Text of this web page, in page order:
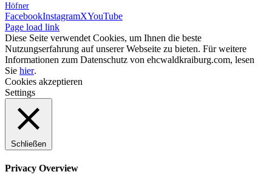
Höfner
FacebookInstagramXYouTube
Page load link
Diese Seite verwendet Cookies, um Ihnen die beste
Nutzungserfahrung auf unserer Webseite zu bieten. Für weitere
Informationen zum Datenschutz von ehcwaldkraiburg.com, lesen
Sie hier.
Cookies akzeptieren
Settings
Schließen
Privacy Overview